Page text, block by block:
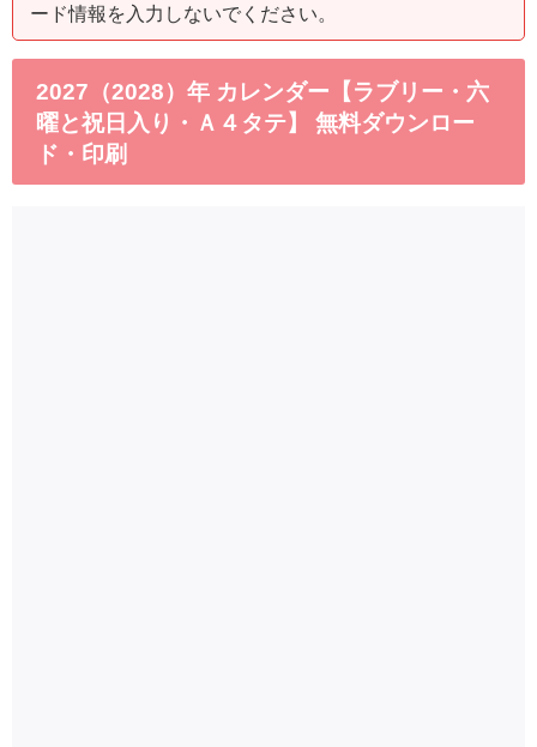
ード情報を入力しないでください。
2027（2028）年 カレンダー【ラブリー・六
曜と祝日入り・Ａ４タテ】 無料ダウンロー
ド・印刷